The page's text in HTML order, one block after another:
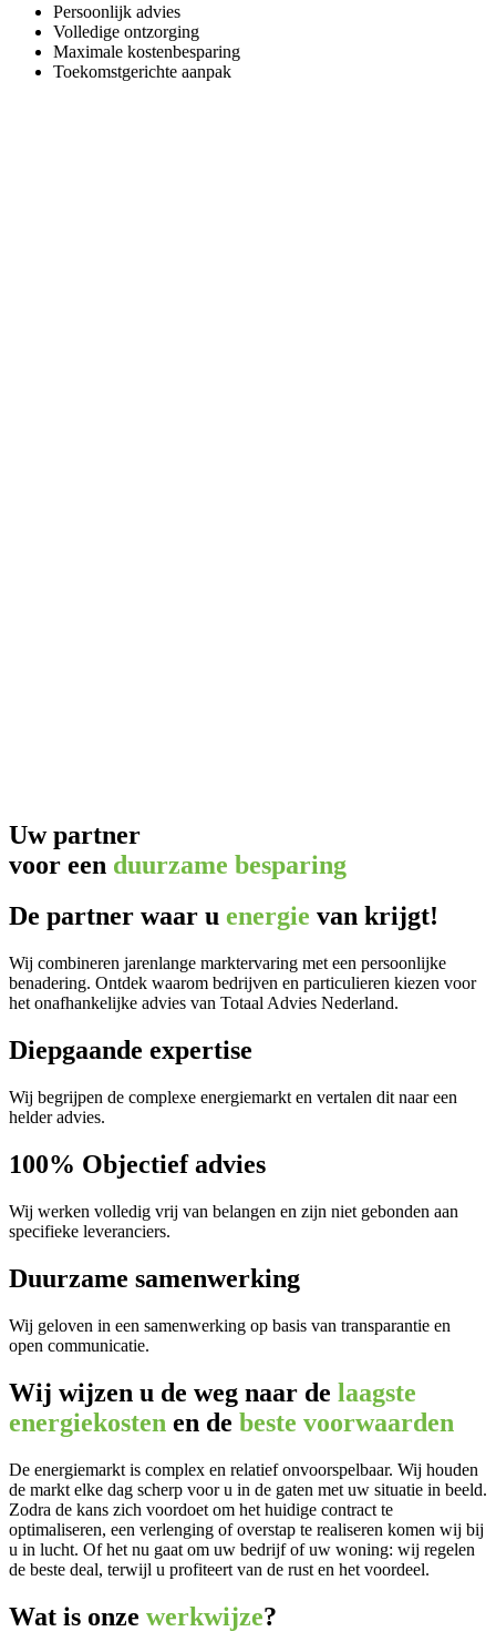
Persoonlijk advies
Volledige ontzorging
Maximale kostenbesparing
Toekomstgerichte aanpak
Uw partner
voor een duurzame besparing
De partner waar u energie van krijgt!
Wij combineren jarenlange marktervaring met een persoonlijke
benadering. Ontdek waarom bedrijven en particulieren kiezen voor
het onafhankelijke advies van Totaal Advies Nederland.
Diepgaande expertise
Wij begrijpen de complexe energiemarkt en vertalen dit naar een
helder advies.
100% Objectief advies
Wij werken volledig vrij van belangen en zijn niet gebonden aan
specifieke leveranciers.
Duurzame samenwerking
Wij geloven in een samenwerking op basis van transparantie en
open communicatie.
Wij wijzen u de weg naar de laagste
energiekosten en de beste voorwaarden
De energiemarkt is complex en relatief onvoorspelbaar. Wij houden
de markt elke dag scherp voor u in de gaten met uw situatie in beeld.
Zodra de kans zich voordoet om het huidige contract te
optimaliseren, een verlenging of overstap te realiseren komen wij bij
u in lucht. Of het nu gaat om uw bedrijf of uw woning: wij regelen
de beste deal, terwijl u profiteert van de rust en het voordeel.
Wat is onze werkwijze?